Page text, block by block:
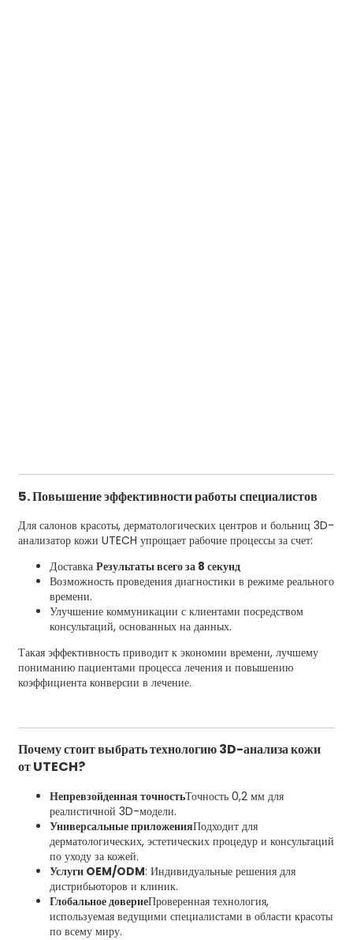
5. Повышение эффективности работы специалистов
Для салонов красоты, дерматологических центров и больниц 3D-
анализатор кожи UTECH упрощает рабочие процессы за счет:
Доставка Результаты всего за 8 секунд
Возможность проведения диагностики в режиме реального
времени.
Улучшение коммуникации с клиентами посредством
консультаций, основанных на данных.
Такая эффективность приводит к экономии времени, лучшему
пониманию пациентами процесса лечения и повышению
коэффициента конверсии в лечение.
Почему стоит выбрать технологию 3D-анализа кожи
от UTECH?
Непревзойденная точностьТочность 0,2 мм для
реалистичной 3D-модели.
Универсальные приложенияПодходит для
дерматологических, эстетических процедур и консультаций
по уходу за кожей.
Услуги OEM/ODM: Индивидуальные решения для
дистрибьюторов и клиник.
Глобальное довериеПроверенная технология,
используемая ведущими специалистами в области красоты
по всему миру.